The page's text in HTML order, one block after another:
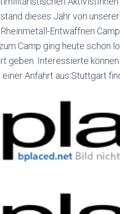
dieses Jahr von
Entwaffnen
Camp ging heute schon
geben. Interessierte
einer Anfahrt aus Stuttgart